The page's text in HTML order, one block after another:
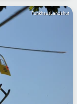
FunkhausLandshut